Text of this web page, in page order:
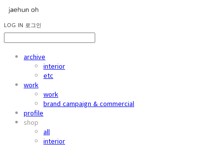
LOG IN 로그인
archive
interior
etc
work
work
brand campaign & commercial
profile
shop
all
interior